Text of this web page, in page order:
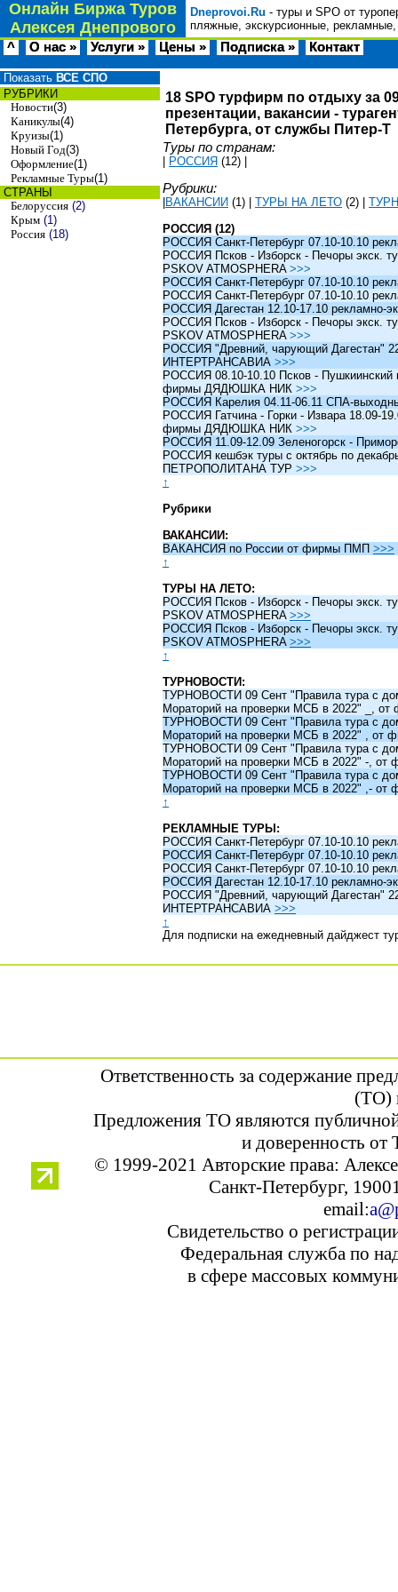
Онлайн Биржа Туров
Алексея Днепрового
Dneprovoi.Ru - туры и SPO от
пляжные, экскурсионные,
^ О нас » Услуги » Цены » Подписка » Контакт
Показать ВСЕ СПО
РУБРИКИ
Новости(3)
Каникулы(4)
Круизы(1)
Новый Год(3)
Оформление(1)
Рекламные Туры(1)
СТРАНЫ
Белоруссия (2)
Крым (1)
Россия (18)
18 SPO турфирм по отдыху за
презентации, вакансии -
Петербурга, от службы Питер-Т
Туры по странам:
РОССИЯ (12)
Рубрики:
ВАКАНСИИ (1) ТУРЫ НА ЛЕТО (2)
РОССИЯ (12)
РОССИЯ Санкт-Петербург 07.10-10.10
РОССИЯ Псков - Изборск - Печоры экск.
PSKOV ATMOSPHERA >>>
РОССИЯ Санкт-Петербург 07.10-10.10
РОССИЯ Санкт-Петербург 07.10-10.10
РОССИЯ Дагестан 12.10-17.10 рекламно-
РОССИЯ Псков - Изборск - Печоры экск.
PSKOV ATMOSPHERA >>>
РОССИЯ "Древний, чарующий Дагестан"
ИНТЕРТРАНСАВИА >>>
РОССИЯ 08.10-10.10 Псков - Пушкиинский
фирмы ДЯДЮШКА НИК >>>
РОССИЯ Карелия 04.11-06.11 СПА-
РОССИЯ Гатчина - Горки - Извара 18.09-
фирмы ДЯДЮШКА НИК >>>
РОССИЯ 11.09-12.09 Зеленогорск -
РОССИЯ кешбэк туры c октябрь по
ПЕТРОПОЛИТАНА ТУР >>>
↑
Рубрики
ВАКАНСИИ:
ВАКАНСИЯ по России от фирмы ПМП >>>
↑
ТУРЫ НА ЛЕТО:
РОССИЯ Псков - Изборск - Печоры экск.
PSKOV ATMOSPHERA >>>
РОССИЯ Псков - Изборск - Печоры экск.
PSKOV ATMOSPHERA >>>
↑
ТУРНОВОСТИ:
ТУРНОВОСТИ 09 Сент "Правила тура с
Мораторий на проверки МСБ в 2022" _,
ТУРНОВОСТИ 09 Сент "Правила тура с
Мораторий на проверки МСБ в 2022" ,
ТУРНОВОСТИ 09 Сент "Правила тура с
Мораторий на проверки МСБ в 2022" -,
ТУРНОВОСТИ 09 Сент "Правила тура с
Мораторий на проверки МСБ в 2022" ,-
↑
РЕКЛАМНЫЕ ТУРЫ:
РОССИЯ Санкт-Петербург 07.10-10.10
РОССИЯ Санкт-Петербург 07.10-10.10
РОССИЯ Санкт-Петербург 07.10-10.10
РОССИЯ Дагестан 12.10-17.10 рекламно-
РОССИЯ "Древний, чарующий Дагестан"
ИНТЕРТРАНСАВИА >>>
↑
Для подписки на ежедневный дайджест
Ответственность за содержание
(ТО)
Предложения ТО являются
и доверенность от
© 1999-2021 Авторские права:
Санкт-Петербург,
email:
Свидетельство о
Федеральная служба по
в сфере массовых